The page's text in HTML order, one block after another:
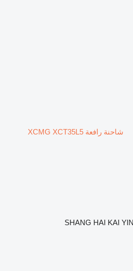
شاحنة رافعة XCMG XCT35L5
SHANG HAI KAI